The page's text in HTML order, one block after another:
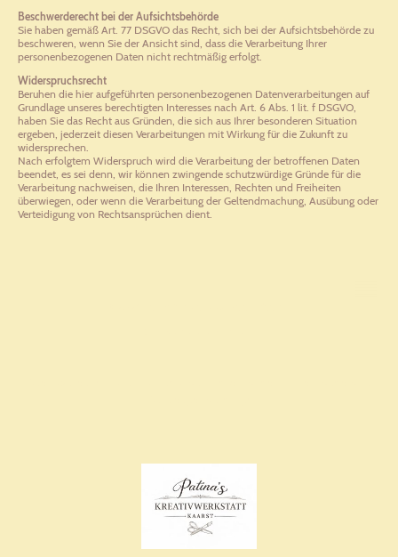
Beschwerderecht bei der Aufsichtsbehörde
Sie haben gemäß Art. 77 DSGVO das Recht, sich bei der Aufsichtsbehörde zu
beschweren, wenn Sie der Ansicht sind, dass die Verarbeitung Ihrer
personenbezogenen Daten nicht rechtmäßig erfolgt.
Widerspruchsrecht
Beruhen die hier aufgeführten personenbezogenen Datenverarbeitungen auf
Grundlage unseres berechtigten Interesses nach Art. 6 Abs. 1 lit. f DSGVO,
haben Sie das Recht aus Gründen, die sich aus Ihrer besonderen Situation
ergeben, jederzeit diesen Verarbeitungen mit Wirkung für die Zukunft zu
widersprechen.
Nach erfolgtem Widerspruch wird die Verarbeitung der betroffenen Daten
beendet, es sei denn, wir können zwingende schutzwürdige Gründe für die
Verarbeitung nachweisen, die Ihren Interessen, Rechten und Freiheiten
überwiegen, oder wenn die Verarbeitung der Geltendmachung, Ausübung oder
Verteidigung von Rechtsansprüchen dient.